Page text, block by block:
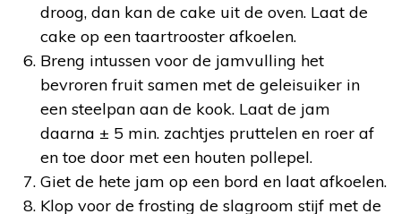
droog, dan kan de cake uit de oven. Laat de
cake op een taartrooster afkoelen.
Breng intussen voor de jamvulling het
bevroren fruit samen met de geleisuiker in
een steelpan aan de kook. Laat de jam
daarna ± 5 min. zachtjes pruttelen en roer af
en toe door met een houten pollepel.
Giet de hete jam op een bord en laat afkoelen.
Klop voor de frosting de slagroom stijf met de